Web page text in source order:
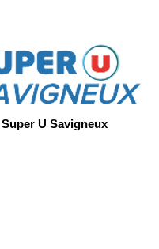
Super U Savigneux